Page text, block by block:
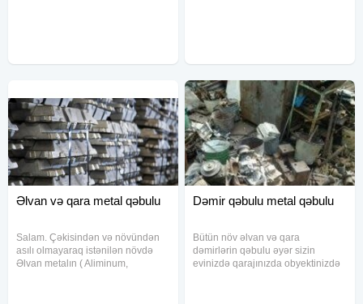
Əlvan və qara metal qəbulu
Salam. Çəkisindən və növündən
asılı olmayaraq istənilən növdə
Əlvan metalın ( Aliminum,
Dəmir qəbulu metal qəbulu
Bütün növ əlvan və qara
dəmirlərin qəbulu əyər sizin
evinizdə qarajınızda obyektinizdə